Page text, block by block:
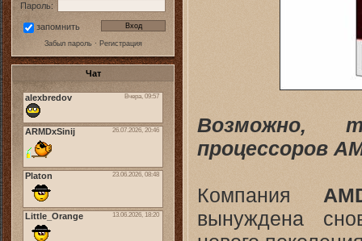
Пароль:
запомнить
Забыл пароль· Регистрация
Чат
Возможно,
процессоров
Компания
вынуждена